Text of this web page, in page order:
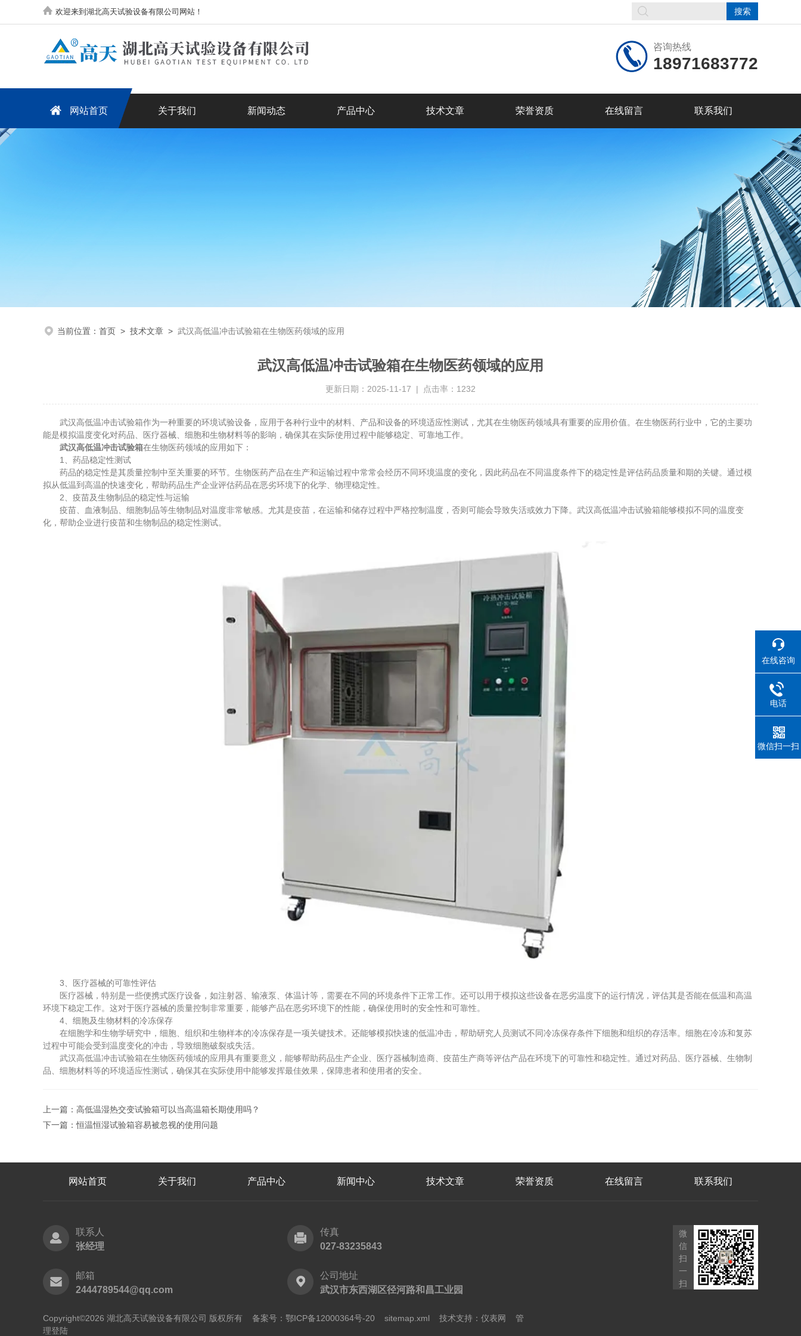
欢迎来到湖北高天试验设备有限公司网站！
咨询热线
18971683772
网站首页 关于我们 新闻动态 产品中心 技术文章 荣誉资质 在线留言 联系我们
当前位置： 首页 > 技术文章 > 武汉高低温冲击试验箱在生物医药领域的应用
武汉高低温冲击试验箱在生物医药领域的应用
更新日期：2025-11-17 | 点击率：1232
武汉高低温冲击试验箱作为一种重要的环境试验设备，应用于各种行业中的材料、产品和设备的环境适应性测试，尤其在生物医药领域具有重要的应用价值。在生物医药行业中，它的主要功
能是模拟温度变化对药品、医疗器械、细胞和生物材料等的影响，确保其在实际使用过程中能够稳定、可靠地工作。
武汉高低温冲击试验箱在生物医药领域的应用如下：
1、药品稳定性测试
药品的稳定性是其质量控制中至关重要的环节。生物医药产品在生产和运输过程中常常会经历不同环境温度的变化，因此药品在不同温度条件下的稳定性是评估药品质量和期的关键。通过模
拟从低温到高温的快速变化，帮助药品生产企业评估药品在恶劣环境下的化学、物理稳定性。
2、疫苗及生物制品的稳定性与运输
疫苗、血液制品、细胞制品等生物制品对温度非常敏感。尤其是疫苗，在运输和储存过程中严格控制温度，否则可能会导致失活或效力下降。武汉高低温冲击试验箱能够模拟不同的温度变
化，帮助企业进行疫苗和生物制品的稳定性测试。
3、医疗器械的可靠性评估
医疗器械，特别是一些便携式医疗设备，如注射器、输液泵、体温计等，需要在不同的环境条件下正常工作。还可以用于模拟这些设备在恶劣温度下的运行情况，评估其是否能在低温和高温
环境下稳定工作。这对于医疗器械的质量控制非常重要，能够产品在恶劣环境下的性能，确保使用时的安全性和可靠性。
4、细胞及生物材料的冷冻保存
在细胞学和生物学研究中，细胞、组织和生物样本的冷冻保存是一项关键技术。还能够模拟快速的低温冲击，帮助研究人员测试不同冷冻保存条件下细胞和组织的存活率。细胞在冷冻和复苏
过程中可能会受到温度变化的冲击，导致细胞破裂或失活。
武汉高低温冲击试验箱在生物医药领域的应用具有重要意义，能够帮助药品生产企业、医疗器械制造商、疫苗生产商等评估产品在环境下的可靠性和稳定性。通过对药品、医疗器械、生物制
品、细胞材料等的环境适应性测试，确保其在实际使用中能够发挥最佳效果，保障患者和使用者的安全。
上一篇： 高低温湿热交变试验箱可以当高温箱长期使用吗？
下一篇：恒温恒湿试验箱容易被忽视的使用问题
网站首页 关于我们 产品中心 新闻中心 技术文章 荣誉资质 在线留言 联系我们
联系人
张经理
传真
027-83235843
邮箱
2444789544@qq.com
公司地址
武汉市东西湖区径河路和昌工业园
微
信
扫
一
扫
Copyright©2026 湖北高天试验设备有限公司 版权所有 备案号：鄂ICP备12000364号-20 sitemap.xml 技术支持： 仪表网
管
理登陆
在线咨询
电话
微信扫一扫